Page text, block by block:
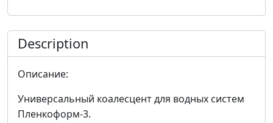
Description
Описание:
Универсальный коалесцент для водных систем
Пленкоформ-3.